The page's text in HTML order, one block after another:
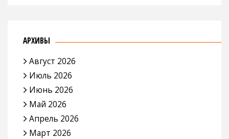
АРХИВЫ
Август 2026
Июль 2026
Июнь 2026
Май 2026
Апрель 2026
Март 2026